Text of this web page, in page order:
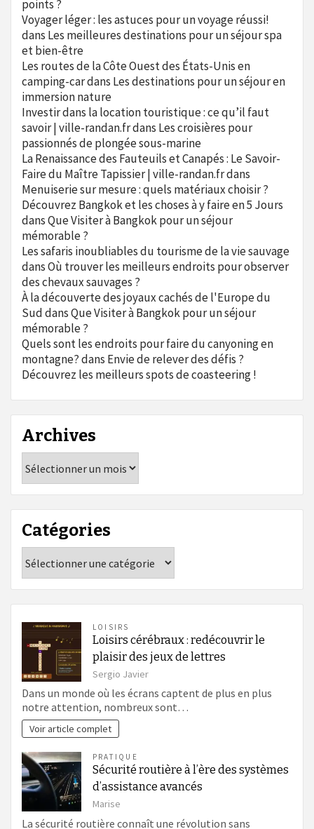
points ?
Voyager léger : les astuces pour un voyage réussi!
dans Les meilleures destinations pour un séjour spa
et bien-être
Les routes de la Côte Ouest des États-Unis en
camping-cardans Les destinations pour un séjour en
immersion nature
Investir dans la location touristique : ce qu’il faut
savoir | ville-randan.frdans Les croisières pour
passionnés de plongée sous-marine
La Renaissance des Fauteuils et Canapés : Le Savoir-
Faire du Maître Tapissier | ville-randan.frdans
Menuiserie sur mesure : quels matériaux choisir ?
Découvrez Bangkok et les choses à y faire en 5 Jours
dansQue Visiter à Bangkok pour un séjour
mémorable ?
Les safaris inoubliables du tourisme de la vie sauvage
dansOù trouver les meilleurs endroits pour observer
des chevaux sauvages ?
À la découverte des joyaux cachés de l'Europe du
SuddansQue Visiter à Bangkok pour un séjour
mémorable ?
Quels sont les endroits pour faire du canyoning en
montagne?dans Envie de relever des défis ?
Découvrez les meilleurs spots de coasteering !
Archives
Catégories
LOISIRS
Loisirs cérébraux : redécouvrir le
plaisir des jeux de lettres
Sergio Javier
Dans un monde où les écrans captent de plus en plus
notre attention, nombreux sont…
Voir article complet
PRATIQUE
Sécurité routière à l’ère des systèmes
d’assistance avancés
Marise
La sécurité routière connaît une révolution sans